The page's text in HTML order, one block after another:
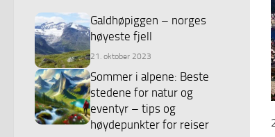
Galdhøpiggen – norges
høyeste fjell
21. oktober 2023
Sommer i alpene: Beste
stedene for natur og
eventyr – tips og
høydepunkter for reiser